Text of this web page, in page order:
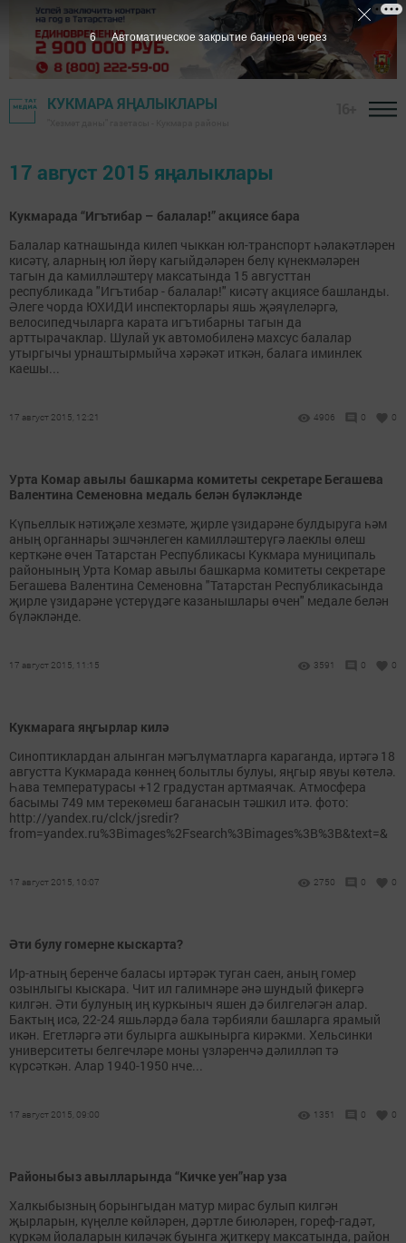
КУКМАРА ЯҢАЛЫКЛАРЫ
17 август 2015 яңалыклары
Кукмарада “Игътибар – балалар!” акциясе бара
Балалар катнашында килеп чыккан юл-транспорт һәлакәтләрен
кисәтү, аларның юл йөрү кагыйдәләрен белү күнекмәләрен
тагын да камилләштерү максатында 15 августтан
республикада "Игътибар - балалар!" кисәтү акциясе башланды.
Әлеге чорда ЮХИДИ инспекторлары яшь җәяүлеләргә,
велосипедчыларга карата игътибарны тагын да
арттырачаклар. Шулай ук автомобиленә махсус балалар
утыргычы урнаштырмыйча хәрәкәт иткән, балага иминлек
каешы...
17 август 2015, 12:21 4906 0 0
Урта Комар авылы башкарма комитеты секретаре Бегашева
Валентина Семеновна медаль белән бүләкләнде
Күпьеллык нәтиҗәле хезмәте, җирле үзидарәне булдыруга һәм
аның органнары эшчәнлеген камилләштерүгә лаеклы өлеш
керткәне өчен Татарстан Республикасы Кукмара муниципаль
районының Урта Комар авылы башкарма комитеты секретаре
Бегашева Валентина Семеновна "Татарстан Республикасында
җирле үзидарәне үстерүдәге казанышлары өчен" медале белән
бүләкләнде.
17 август 2015, 11:15 3591 0 0
Кукмарага яңгырлар килә
Синоптиклардан алынган мәгълүматларга караганда, иртәгә 18
августта Кукмарада көннең болытлы булуы, яңгыр явуы көтелә.
Һава температурасы +12 градустан артмаячак. Атмосфера
басымы 749 мм терекөмеш баганасын тәшкил итә. фото:
http://yandex.ru/clck/jsredir?
from=yandex.ru%3Bimages%2Fsearch%3Bimages%3B%3B&text=&
17 август 2015, 10:07 2750 0 0
Әти булу гомерне кыскарта?
Ир-атның беренче баласы иртәрәк туган саен, аның гомер
озынлыгы кыскара. Чит ил галимнәре әнә шундый фикергә
килгән. Әти булуның иң куркыныч яшен дә билгеләгән алар.
Бактың исә, 22-24 яшьләрдә бала тәрбияли башларга ярамый
икән. Егетләргә әти булырга ашкынырга кирәкми. Хельсинки
университеты белгечләре моны үз­ләренчә дәлилләп тә
күрсәткән. Алар 1940-1950 нче...
17 август 2015, 09:00 1351 0 0
Районыбыз авылларында “Кичке уен”нар уза
Халкыбызның борынгыдан матур мирас булып килгән
җырларын, күңелле көйләрен, дәртле биюләрен, гореф-гадәт,
күркәм йолаларын киләчәк буынга җиткерү максатында, район
5 Автоматическое закрытие баннера через